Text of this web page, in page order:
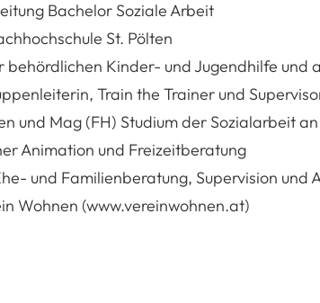
Bachelor Soziale Arbeit
St. Pölten
Kinder- und Jugendhilfe und
Train the Trainer und
und Mag (FH) Studium der Sozialarbeit
Animation und Freizeitberatung
und Familienberatung, Supervision und
Wohnen (www.vereinwohnen.at)